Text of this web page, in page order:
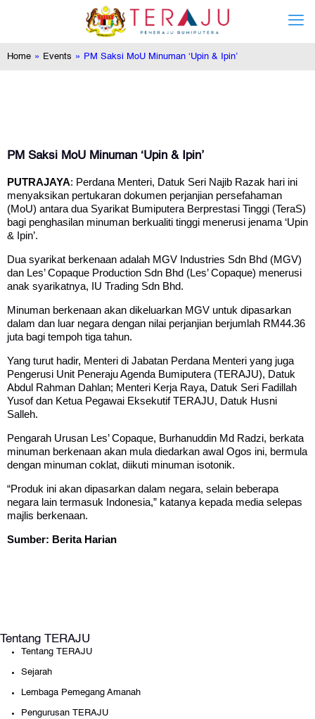
Home » Events » PM Saksi MoU Minuman ‘Upin & Ipin’
PM Saksi MoU Minuman ‘Upin & Ipin’
PUTRAJAYA: Perdana Menteri, Datuk Seri Najib Razak hari ini
menyaksikan pertukaran dokumen perjanjian persefahaman
(MoU) antara dua Syarikat Bumiputera Berprestasi Tinggi (TeraS)
bagi penghasilan minuman berkualiti tinggi menerusi jenama ‘Upin
& Ipin’.
Dua syarikat berkenaan adalah MGV Industries Sdn Bhd (MGV)
dan Les’ Copaque Production Sdn Bhd (Les’ Copaque) menerusi
anak syarikatnya, IU Trading Sdn Bhd.
Minuman berkenaan akan dikeluarkan MGV untuk dipasarkan
dalam dan luar negara dengan nilai perjanjian berjumlah RM44.36
juta bagi tempoh tiga tahun.
Yang turut hadir, Menteri di Jabatan Perdana Menteri yang juga
Pengerusi Unit Peneraju Agenda Bumiputera (TERAJU), Datuk
Abdul Rahman Dahlan; Menteri Kerja Raya, Datuk Seri Fadillah
Yusof dan Ketua Pegawai Eksekutif TERAJU, Datuk Husni
Salleh.
Pengarah Urusan Les’ Copaque, Burhanuddin Md Radzi, berkata
minuman berkenaan akan mula diedarkan awal Ogos ini, bermula
dengan minuman coklat, diikuti minuman isotonik.
“Produk ini akan dipasarkan dalam negara, selain beberapa
negara lain termasuk Indonesia,” katanya kepada media selepas
majlis berkenaan.
Sumber: Berita Harian
Tentang TERAJU
Tentang TERAJU
Sejarah
Lembaga Pemegang Amanah
Pengurusan TERAJU